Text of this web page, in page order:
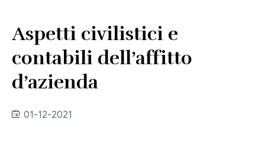
Contabilità
Adempimenti Dichiarativi e Fiscali
Contrattualistica Varia
Consulenza Societaria
Circolari Flash
Eventi
Corsi FAD
Video/Tv
Università
Aspetti civilistici e
contabili dell’affitto
d’azienda
01-12-2021